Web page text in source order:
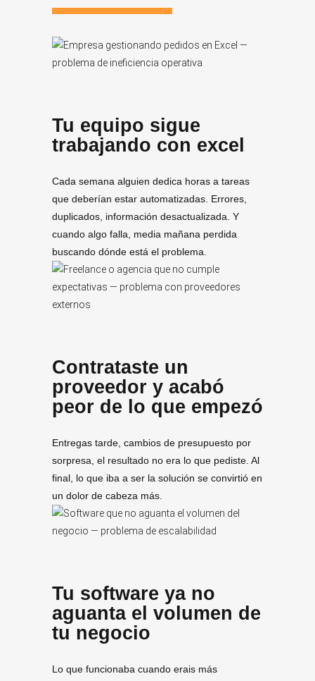
Tu equipo sigue
trabajando con excel
Cada semana alguien dedica horas a tareas
que deberían estar automatizadas. Errores,
duplicados, información desactualizada. Y
cuando algo falla, media mañana perdida
buscando dónde está el problema.
Contrataste un
proveedor y acabó
peor de lo que empezó
Entregas tarde, cambios de presupuesto por
sorpresa, el resultado no era lo que pediste. Al
final, lo que iba a ser la solución se convirtió en
un dolor de cabeza más.
Tu software ya no
aguanta el volumen de
tu negocio
Lo que funcionaba cuando erais más